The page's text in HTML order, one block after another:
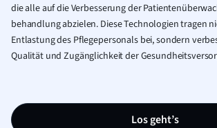
die alle auf die Verbesserung der
behandlung abzielen. Diese Technologien tragen
Entlastung des Pflegepersonals bei, sondern
Qualität und Zugänglichkeit der
Los geht’s